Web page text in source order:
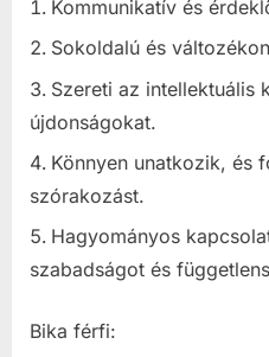
Kommunikatív és
Sokoldalú és
Szereti az intellektuális
újdonságokat.
Könnyen unatkozik, és
szórakozást.
Hagyományos
szabadságot és
Bika férfi: